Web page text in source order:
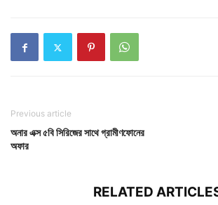
Previous article
অনার এক্স ৫বি সিরিজের সাথে গ্রামীণফোনের
অফার
RELATED